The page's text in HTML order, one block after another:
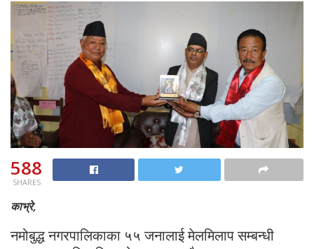
588
SHARES
काभ्रे,
नमोबुद्ध नगरपालिकाका ५५ जनालाई मेलमिलाप सम्बन्धी